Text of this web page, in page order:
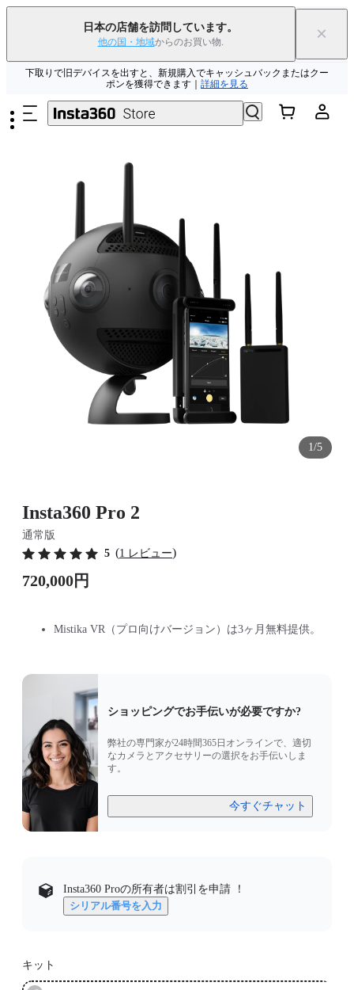
日本の店舗を訪問しています。
他の国・地域からのお買い物. ×
メインコンテンツへスキップ
Insta360 Luna Ultra｜発売中 ｜送料無料
下取りで旧デバイスを出すと、新規購入でキャッシュバックまたはクー
ポンを獲得できます
詳細を見る
Need shopping help? | Chat with our experts now!
1/5
Insta360 Pro 2
通常版
5 (1 レビュー)
720,000円
Mistika VR（プロ向けバージョン）は3ヶ月無料提供。
ショッピングでお手伝いが必要ですか?
弊社の専門家が24時間365日オンラインで、適切
なカメラとアクセサリーの選択をお手伝いしま
す。
今すぐチャット
Insta360 Proの所有者は割引を申請 ！
シリアル番号を入力
キット